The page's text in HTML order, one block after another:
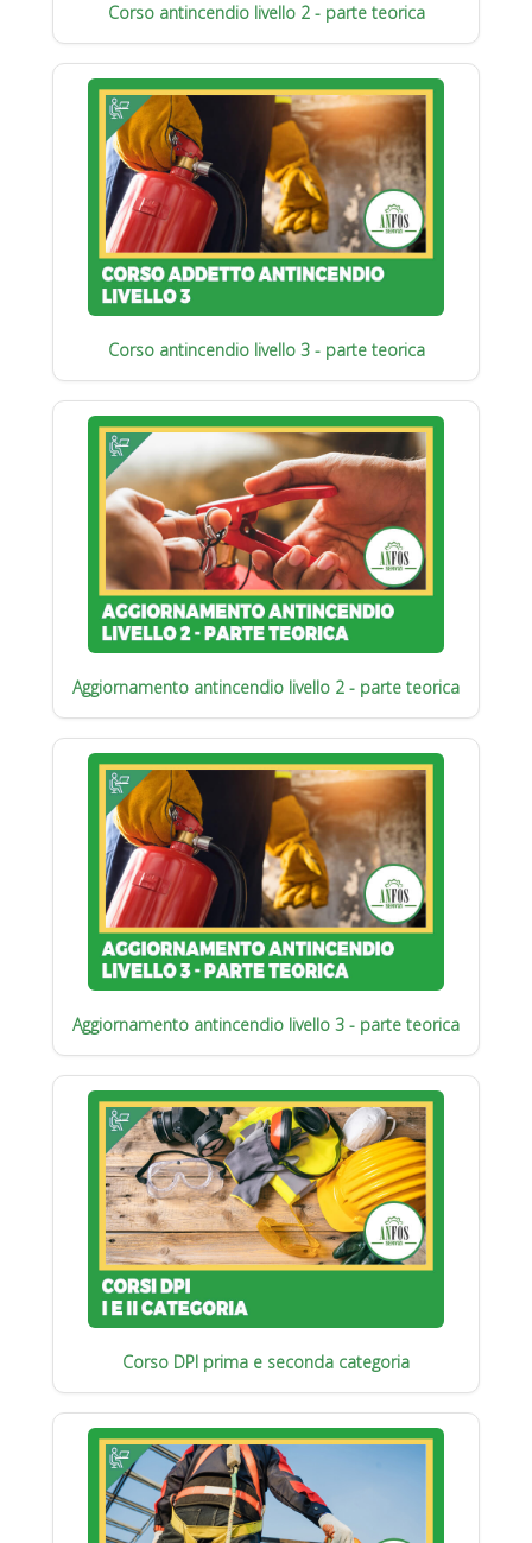
Corso antincendio livello 2 - parte teorica
Corso antincendio livello 3 - parte teorica
Aggiornamento antincendio livello 2 - parte teorica
Aggiornamento antincendio livello 3 - parte teorica
Corso DPI prima e seconda categoria